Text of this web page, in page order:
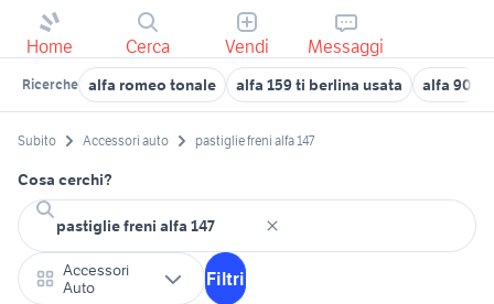
Home Cerca Vendi Messaggi
Ricerche alfa romeo tonale alfa 159 ti berlina usata alfa 90
Subito Accessori auto pastiglie freni alfa 147
Cosa cerchi?
Accessori
Auto
Filtri